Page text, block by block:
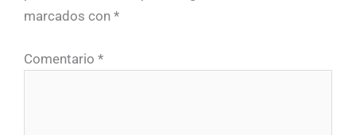
marcados con *
Comentario *